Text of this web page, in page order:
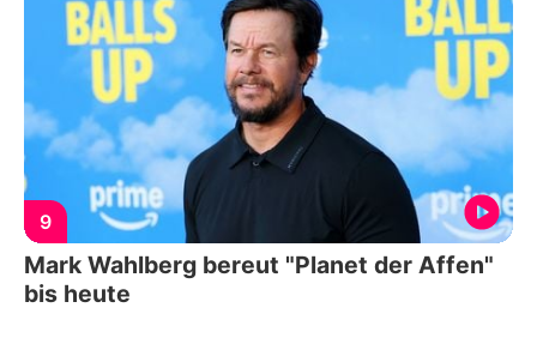
9
Mark Wahlberg bereut "Planet der Affen"
bis heute